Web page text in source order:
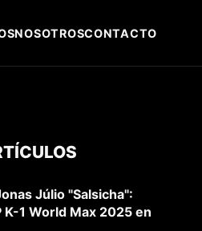
NOSOTROSCONTACTO
Júlio "Salsicha":
K-1 World Max 2025 en